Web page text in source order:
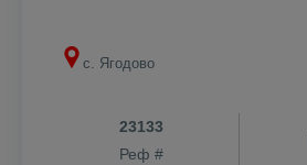
с. Ягодово
23133
Реф #